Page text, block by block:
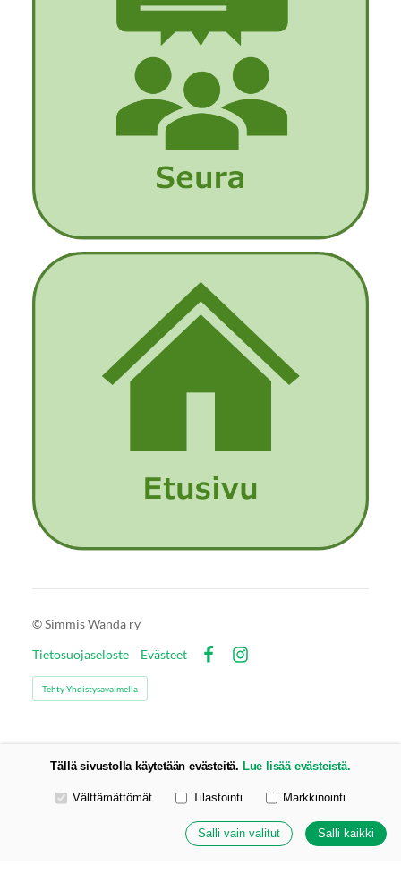
©Simmis Wanda ry
Tietosuojaseloste
Evästeet
Tehty Yhdistysavaimella
Tällä sivustolla käytetään evästeitä. Lue lisää evästeistä.
Valitse käytettävät evästeet
Välttämättömät Tilastointi Markkinointi
Salli vain valitut Salli kaikki